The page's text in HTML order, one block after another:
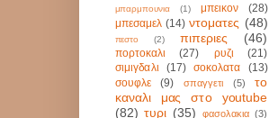
μπαρμπουνια (1) μπεικον
(28)
μπεσαμελ (14) ντοματες (48)
πεστο (2) πιπεριες (46)
πορτοκαλι (27) ρυζι
(21)
σιμιγδαλι
(17) σοκολατα
(13)
σουφλε
(9) σπαγγετι (5)
το
καναλι μας στο youtube
(82) τυρι (35) φασολακια (3)